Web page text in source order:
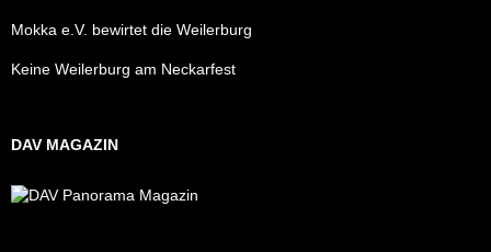
Mokka e.V. bewirtet die Weilerburg
Keine Weilerburg am Neckarfest
DAV MAGAZIN